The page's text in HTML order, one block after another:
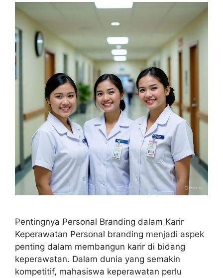
Pentingnya Personal Branding dalam Karir
Keperawatan Personal branding menjadi aspek
penting dalam membangun karir di bidang
keperawatan. Dalam dunia yang semakin
kompetitif, mahasiswa keperawatan perlu